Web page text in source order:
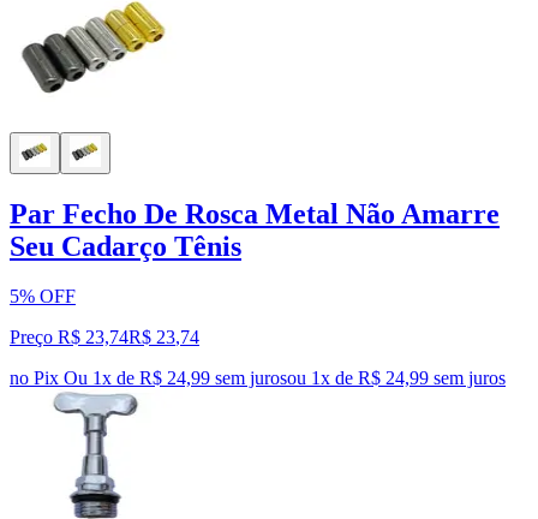
Par Fecho De Rosca Metal Não Amarre
Seu Cadarço Tênis
5% OFF
Preço R$ 23,74R$ 23,74
no Pix Ou 1x de R$ 24,99 sem jurosou 1x de R$ 24,99 sem juros